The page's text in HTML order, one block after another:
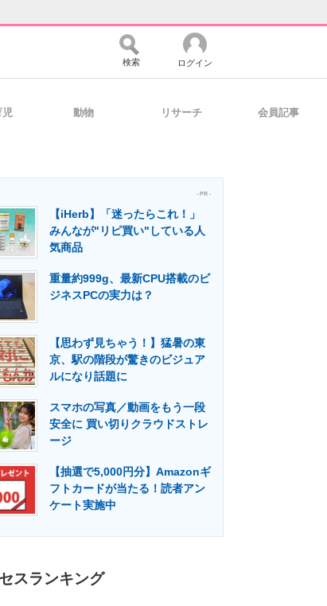
ティ マーケ×ITの今がよく分かる
援
ア 建設×テクノロジーの最前線
検索 ログイン
児 動物 リサーチ 会員記事
- PR -
【iHerb】「迷ったらこれ！」
みんなが"リピ買い"している人
気商品
重量約999g、最新CPU搭載のビ
ジネスPCの実力は？
【思わず見ちゃう！】猛暑の東
京、駅の階段が驚きのビジュア
ルになり話題に
スマホの写真／動画をもう一段
安全に 買い切りクラウドストレ
ージ
【抽選で5,000円分】Amazonギ
フトカードが当たる！読者アン
ケート実施中
スランキング